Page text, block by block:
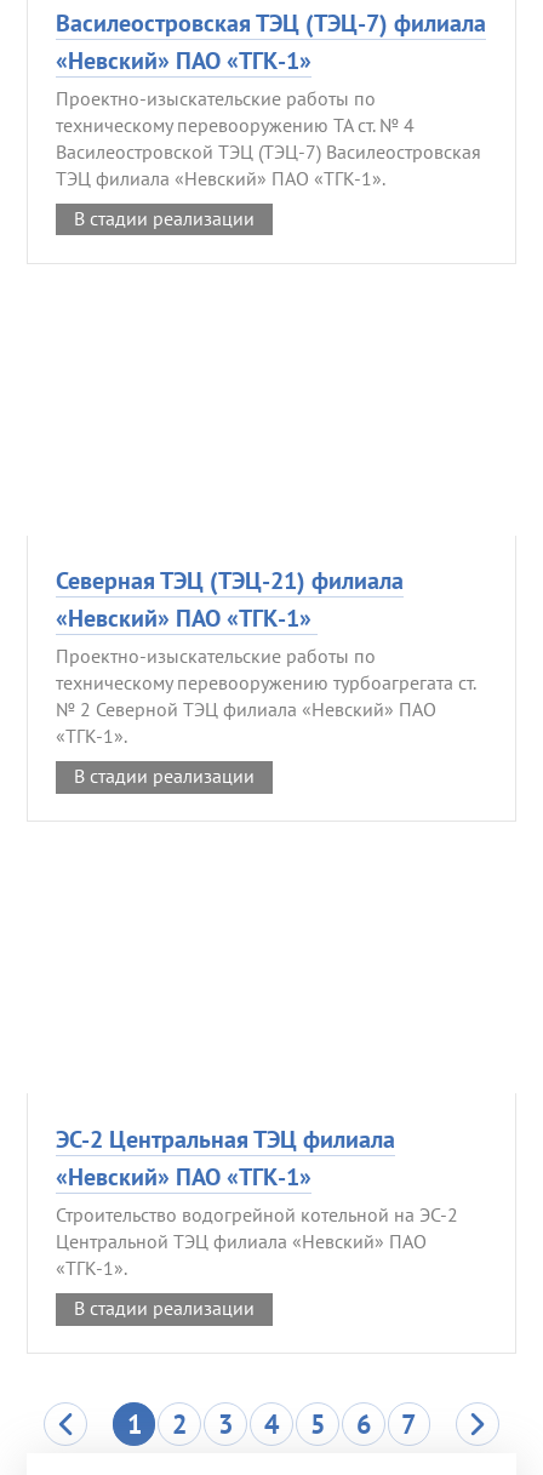
Василеостровская ТЭЦ (ТЭЦ-7) филиала
«Невский» ПАО «ТГК-1»
Проектно-изыскательские работы по
техническому перевооружению ТА ст. № 4
Василеостровской ТЭЦ (ТЭЦ-7) Василеостровская
ТЭЦ филиала «Невский» ПАО «ТГК-1».
В стадии реализации
Северная ТЭЦ (ТЭЦ-21) филиала
«Невский» ПАО «ТГК-1»
Проектно-изыскательские работы по
техническому перевооружению турбоагрегата ст.
№ 2 Северной ТЭЦ филиала «Невский» ПАО
«ТГК-1».
В стадии реализации
ЭС-2 Центральная ТЭЦ филиала
«Невский» ПАО «ТГК-1»
Строительство водогрейной котельной на ЭС-2
Центральной ТЭЦ филиала «Невский» ПАО
«ТГК-1».
В стадии реализации
1 2 3 4 5 6 7